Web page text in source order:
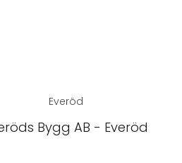
Everöd
Bygg AB - Everöd